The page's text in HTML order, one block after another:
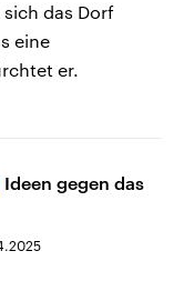
das Dorf
eine
er.
Ideen gegen das